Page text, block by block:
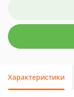
Характеристики